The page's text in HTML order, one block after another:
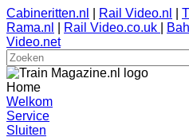
Cabineritten.nl Rail Video.nl
Rama.nl
Rail Video.co.uk
Video.net
Home
Welkom
Service
Sluiten